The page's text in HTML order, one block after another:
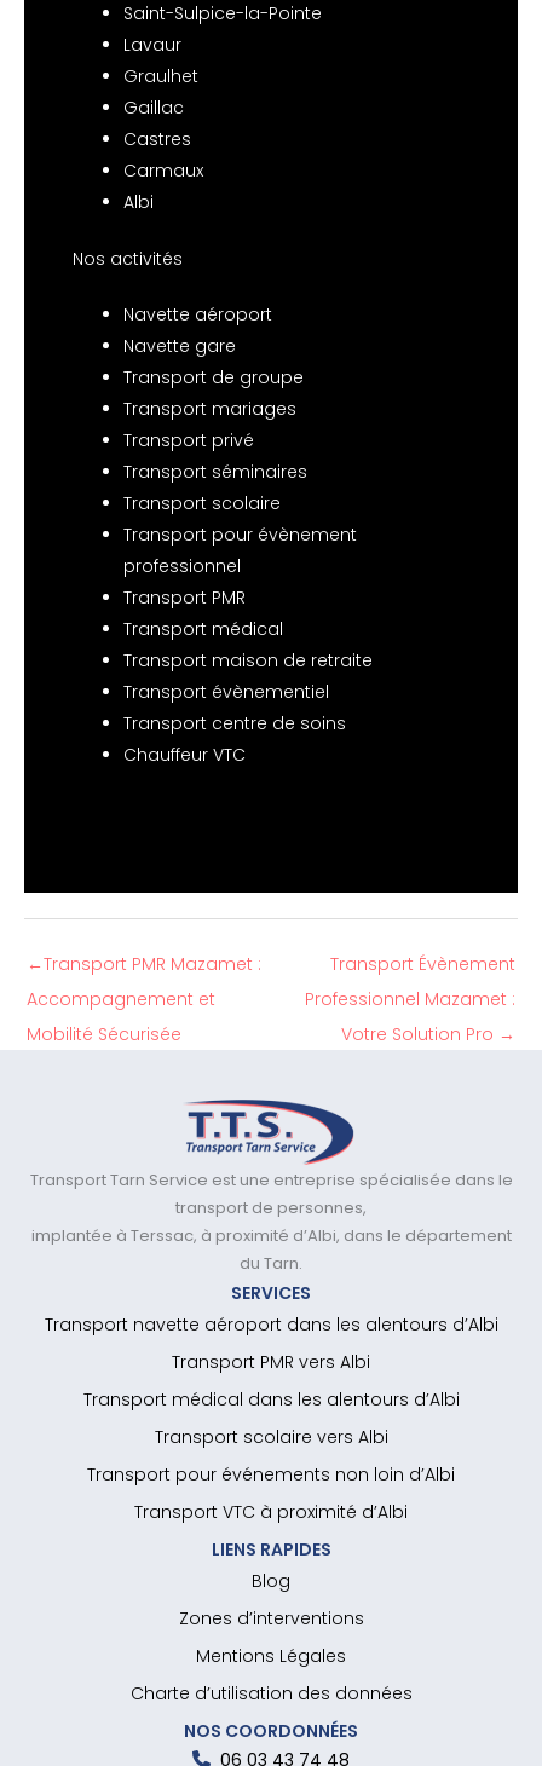
Saint-Sulpice-la-Pointe
Lavaur
Graulhet
Gaillac
Castres
Carmaux
Albi
Nos activités
Navette aéroport
Navette gare
Transport de groupe
Transport mariages
Transport privé
Transport séminaires
Transport scolaire
Transport pour évènement
professionnel
Transport PMR
Transport médical
Transport maison de retraite
Transport évènementiel
Transport centre de soins
Chauffeur VTC
←Transport PMR Mazamet :
Accompagnement et
Mobilité Sécurisée
Transport Évènement
Professionnel Mazamet :
Votre Solution Pro →
Transport Tarn Service est une entreprise spécialisée dans le
transport de personnes,
implantée à Terssac, à proximité d’Albi, dans le département
du Tarn.
SERVICES
Transport navette aéroport dans les alentours d’Albi
Transport PMR vers Albi
Transport médical dans les alentours d’Albi
Transport scolaire vers Albi
Transport pour événements non loin d’Albi
Transport VTC à proximité d’Albi
LIENS RAPIDES
Blog
Zones d’interventions
Mentions Légales
Charte d’utilisation des données
NOS COORDONNÉES
06 03 43 74 48